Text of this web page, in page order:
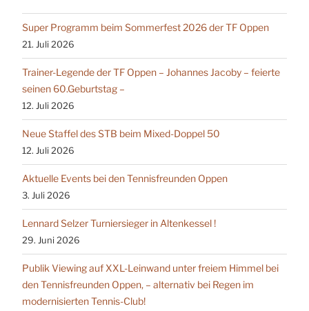
Super Programm beim Sommerfest 2026 der TF Oppen
21. Juli 2026
Trainer-Legende der TF Oppen – Johannes Jacoby – feierte
seinen 60.Geburtstag –
12. Juli 2026
Neue Staffel des STB beim Mixed-Doppel 50
12. Juli 2026
Aktuelle Events bei den Tennisfreunden Oppen
3. Juli 2026
Lennard Selzer Turniersieger in Altenkessel !
29. Juni 2026
Publik Viewing auf XXL-Leinwand unter freiem Himmel bei
den Tennisfreunden Oppen, – alternativ bei Regen im
modernisierten Tennis-Club!